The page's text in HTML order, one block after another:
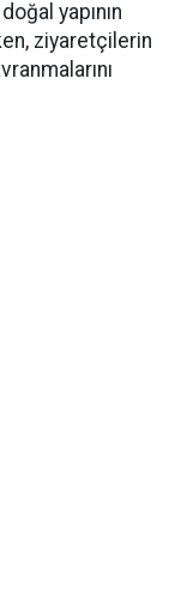
yapının
ziyaretçilerin